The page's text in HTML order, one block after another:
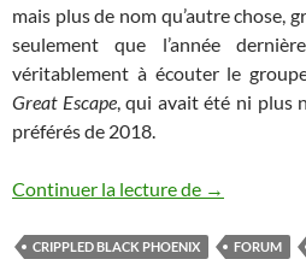
mais plus de nom qu’autre chose,
seulement que l’année
véritablement à écouter le
Great Escape, qui avait été ni plus
préférés de 2018.
Continuer la lecture de Crippled
→
CRIPPLED BLACK PHOENIX FORUM